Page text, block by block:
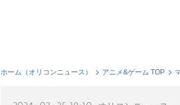
ホーム（オリコンニュース） アニメ&ゲーム TOP